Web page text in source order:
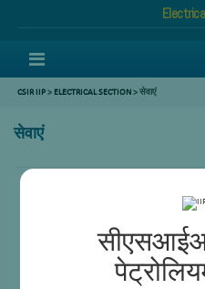
CSIR IIP> ELECTRICAL SECTION> सेवाएं
सेवाएं